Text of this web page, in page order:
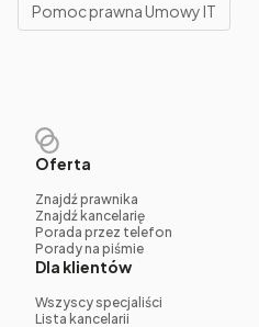
Pomoc prawna Umowy IT
Oferta
Znajdź prawnika
Znajdź kancelarię
Porada przez telefon
Porady na piśmie
Dla klientów
Wszyscy specjaliści
Lista kancelarii